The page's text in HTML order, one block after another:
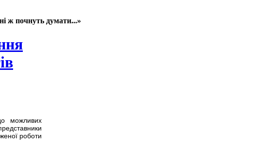
ж почнуть думати...»
можливих
роботи